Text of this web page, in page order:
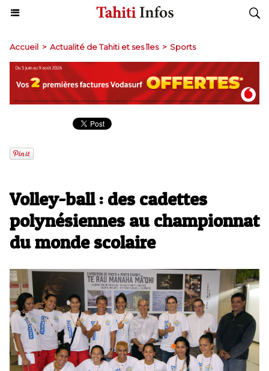
Accueil > Actualité de Tahiti et ses îles > Sports
Volley-ball : des cadettes
polynésiennes au championnat
du monde scolaire